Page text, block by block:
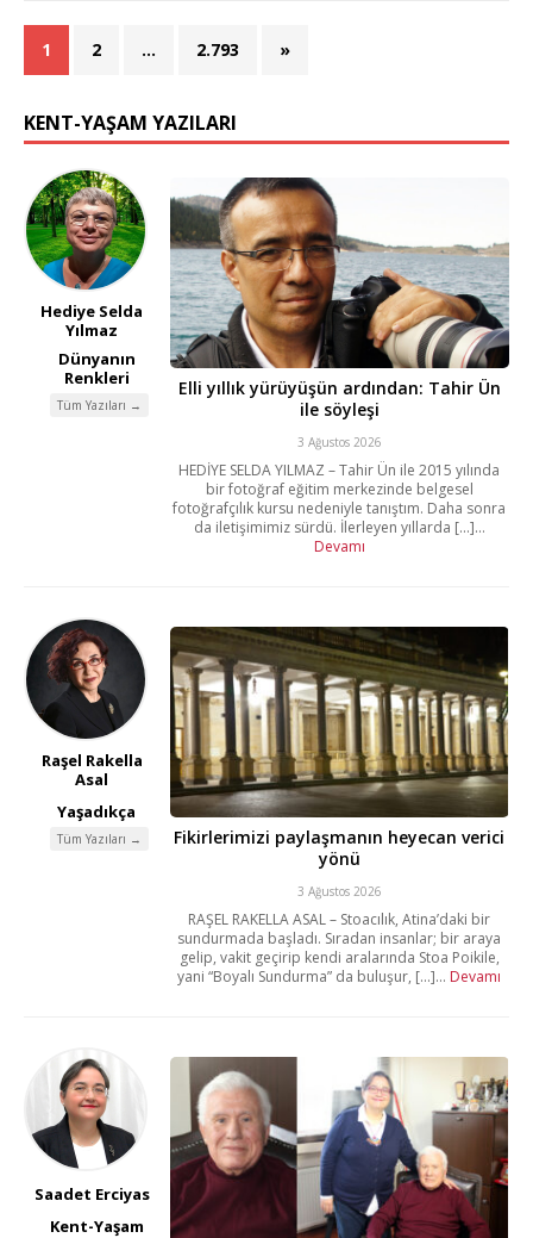
1 2 … 2.793 »
KENT-YAŞAM YAZILARI
Hediye Selda
Yılmaz
Dünyanın
Renkleri
Tüm Yazıları →
Elli yıllık yürüyüşün ardından: Tahir Ün
ile söyleşi
3 Ağustos 2026
HEDİYE SELDA YILMAZ – Tahir Ün ile 2015 yılında
bir fotoğraf eğitim merkezinde belgesel
fotoğrafçılık kursu nedeniyle tanıştım. Daha sonra
da iletişimimiz sürdü. İlerleyen yıllarda [...]...
Devamı
Raşel Rakella
Asal
Yaşadıkça
Tüm Yazıları →
Fikirlerimizi paylaşmanın heyecan verici
yönü
3 Ağustos 2026
RAŞEL RAKELLA ASAL – Stoacılık, Atina’daki bir
sundurmada başladı. Sıradan insanlar; bir araya
gelip, vakit geçirip kendi aralarında Stoa Poikile,
yani “Boyalı Sundurma” da buluşur, [...]... Devamı
Saadet Erciyas
Kent-Yaşam